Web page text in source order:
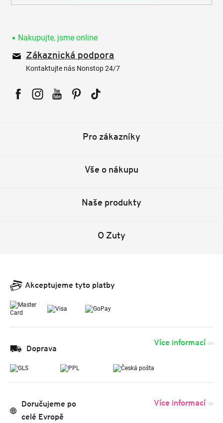
Nakupujte, jsme online
Zákaznická podpora
Kontaktujte nás Nonstop 24/7
Pro zákazníky
Vše o nákupu
Naše produkty
O Zuty
Akceptujeme tyto platby
Doprava
Více informací
Doručujeme po
celé Evropě
Více informací